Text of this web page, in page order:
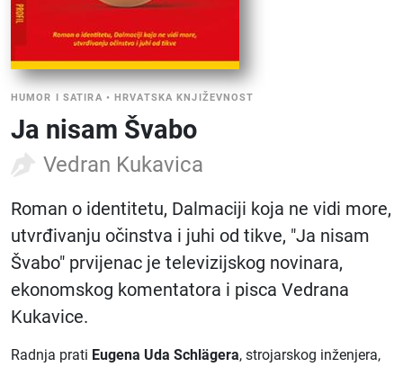
HUMOR I SATIRA •HRVATSKA KNJIŽEVNOST
Ja nisam Švabo
Vedran Kukavica
Roman o identitetu, Dalmaciji koja ne vidi more,
utvrđivanju očinstva i juhi od tikve, "Ja nisam
Švabo" prvijenac je televizijskog novinara,
ekonomskog komentatora i pisca Vedrana
Kukavice.
Radnja prati Eugena Uda Schlägera, strojarskog inženjera,